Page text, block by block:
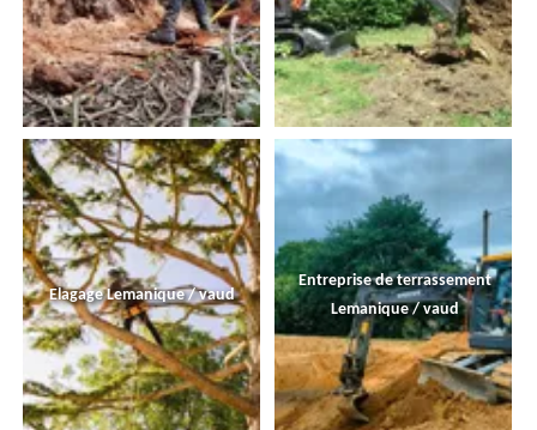
Elagage Lemanique / vaud
Entreprise de terrassement
Lemanique / vaud